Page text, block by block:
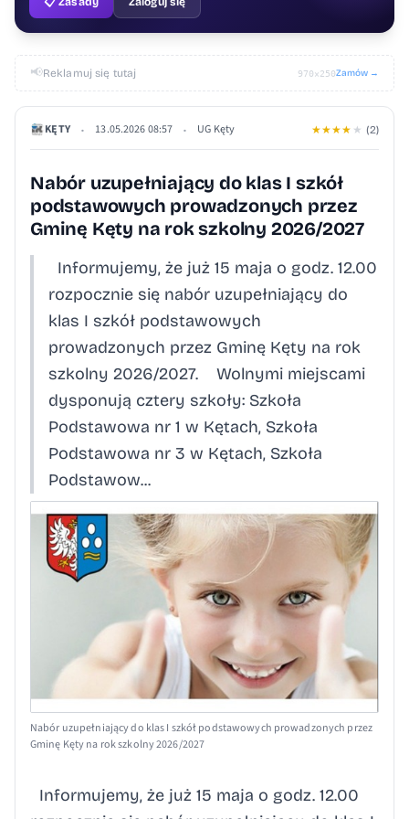
📢Reklamuj się tutaj 970×250Zamów →
KĘTY • 13.05.2026 08:57 • UG Kęty ★★★★ ★ (2)
Nabór uzupełniający do klas I szkół
podstawowych prowadzonych przez
Gminę Kęty na rok szkolny 2026/2027
Informujemy, że już 15 maja o godz. 12.00
rozpocznie się nabór uzupełniający do
klas I szkół podstawowych
prowadzonych przez Gminę Kęty na rok
szkolny 2026/2027. Wolnymi miejscami
dysponują cztery szkoły: Szkoła
Podstawowa nr 1 w Kętach, Szkoła
Podstawowa nr 3 w Kętach, Szkoła
Podstawow...
Nabór uzupełniający do klas I szkół podstawowych prowadzonych przez
Gminę Kęty na rok szkolny 2026/2027
Informujemy, że już 15 maja o godz. 12.00